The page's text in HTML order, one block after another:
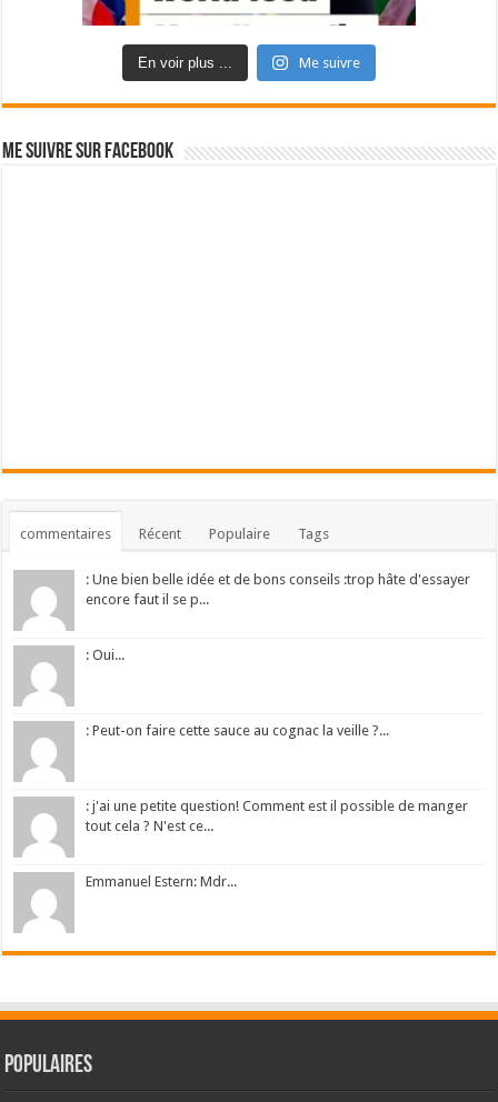
En voir plus ... Me suivre
Me suivre sur Facebook
commentaires Récent Populaire Tags
: Une bien belle idée et de bons conseils :trop hâte d'essayer
encore faut il se p...
: Oui...
: Peut-on faire cette sauce au cognac la veille ?...
: j'ai une petite question! Comment est il possible de manger
tout cela ? N'est ce...
Emmanuel Estern: Mdr...
Populaires